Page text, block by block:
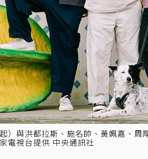
）與洪都拉斯、施名帥、黃姵嘉、
電視台提供 中央通訊社